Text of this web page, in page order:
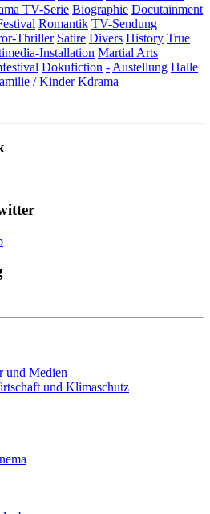
TV-Serie Biographie Docutainment
Romantik TV-Sendung
Thriller Satire Divers History True
Installation Martial Arts
Dokufiction - Austellung Halle
/ Kinder Kdrama